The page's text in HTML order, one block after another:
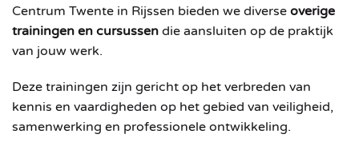
Centrum Twente in Rijssen bieden we diverse overige
trainingen en cursussen die aansluiten op de praktijk
van jouw werk.
Deze trainingen zijn gericht op het verbreden van
kennis en vaardigheden op het gebied van veiligheid,
samenwerking en professionele ontwikkeling.